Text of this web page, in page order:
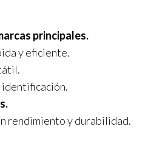
principales.
y eficiente.
identificación.
rendimiento y durabilidad.